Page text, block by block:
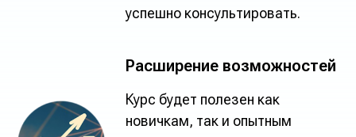
успешно консультировать.
Расширение возможностей
Курс будет полезен как
новичкам, так и опытным